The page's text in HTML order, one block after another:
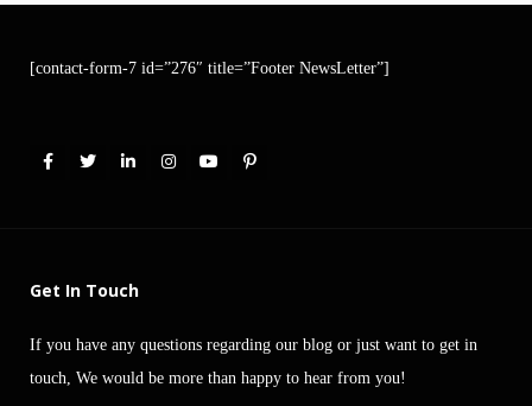
[contact-form-7 id=”276″ title=”Footer NewsLetter”]
Get In Touch
If you have any questions regarding our blog or just want to get in
touch, We would be more than happy to hear from you!